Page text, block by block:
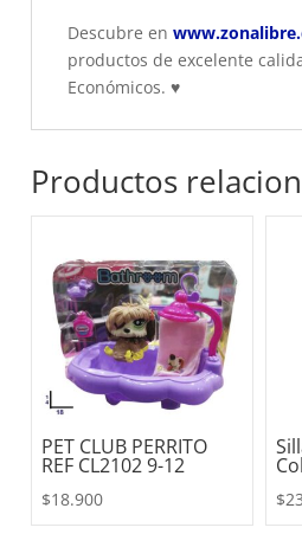
Descubre en
productos de excelente
Económicos. ♥
Productos
PET CLUB PERRITO
REF CL2102 9-12
$18.900 $